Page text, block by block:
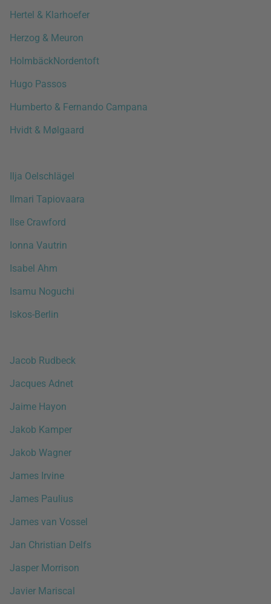
Hertel & Klarhoefer
Herzog & Meuron
HolmbäckNordentoft
Hugo Passos
Humberto & Fernando Campana
Hvidt & Mølgaard
Ilja Oelschlägel
Ilmari Tapiovaara
Ilse Crawford
Ionna Vautrin
Isabel Ahm
Isamu Noguchi
Iskos-Berlin
Jacob Rudbeck
Jacques Adnet
Jaime Hayon
Jakob Kamper
Jakob Wagner
James Irvine
James Paulius
James van Vossel
Jan Christian Delfs
Jasper Morrison
Javier Mariscal